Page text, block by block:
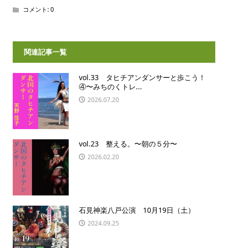
コメント:0
関連記事一覧
vol.33 タヒチアンダンサーと歩こう！
④〜みちのくトレ...
2026.07.20
vol.23 整える。〜朝の５分〜
2026.02.20
石見神楽八戸公演 10月19日（土）
2024.09.25